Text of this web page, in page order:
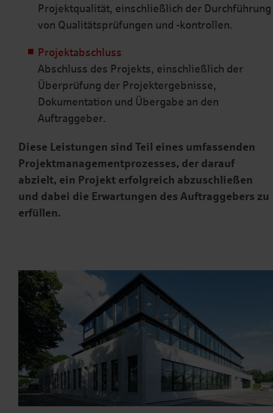
Projektqualität, einschließlich der Durchführung
von Qualitätsprüfungen und -kontrollen.
Projektabschluss
Abschluss des Projekts, einschließlich der
Überprüfung der Projektergebnisse,
Dokumentation und Übergabe an den
Auftraggeber.
Diese Leistungen sind Teil eines umfassenden
Projektmanagementprozesses, der darauf
abzielt, ein Projekt erfolgreich abzuschließen
und dabei die Erwartungen des Auftraggebers zu
erfüllen.